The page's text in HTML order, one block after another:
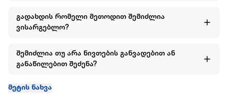
ხმაურის დონე: 83 დბ
ძაბვა: 220-240 ვოლტი
შეწოვის ძალა: 14 500 Pa
მართვის ღილაკი: სახელურზე
წონა: 1.8 კგ
გადახდის რომელი მეთოდით შემიძლია
ვისარგებლო?
შემიძლია თუ არა ნივთების განვადებით ან
განაწილებით შეძენა?
მეტის ნახვა